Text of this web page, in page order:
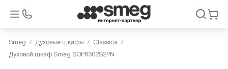
Smeg Духовые шкафы
Classica
Духовой шкаф Smeg SOP6302S2PN